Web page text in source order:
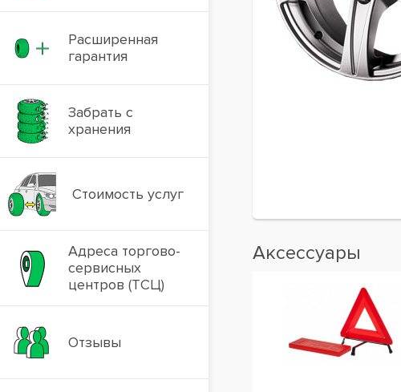
Расширенная
гарантия
Забрать с
хранения
Стоимость услуг
Адреса торгово-
сервисных
центров (ТСЦ)
Отзывы
Аксессуары